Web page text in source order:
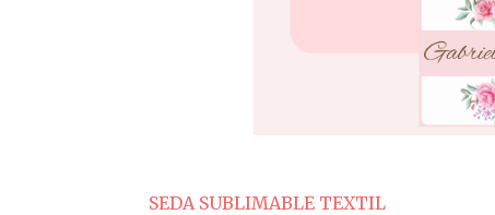
SEDA SUBLIMABLE TEXTIL